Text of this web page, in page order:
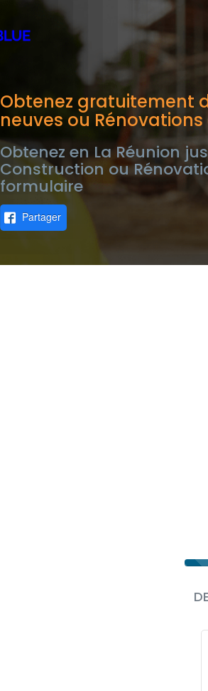
Obtenez gratuitement
neuves ou Rénovations
Obtenez en La Réunion
Construction ou
formulaire
Partager